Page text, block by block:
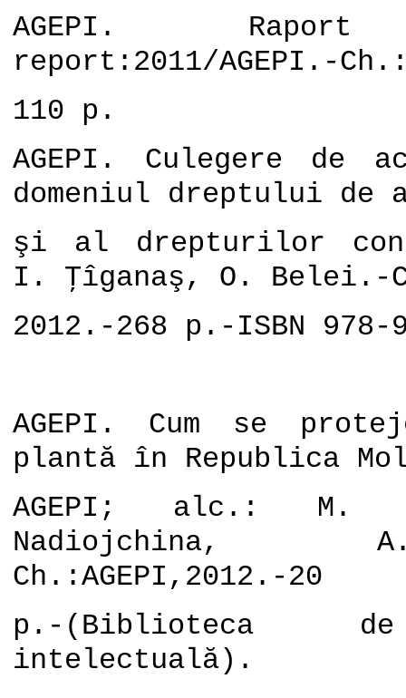
AGEPI. Raport
report:2011/AGEPI.-
110 p.
AGEPI. Culegere de
domeniul dreptului de
şi al drepturilor
I. Ţîganaş, O. Belei.-
2012.-268 p.-ISBN 978-
AGEPI. Cum se
plantă în Republica
AGEPI; alc.: M.
Nadiojchina,
Ch.:AGEPI,2012.-20
p.-(Biblioteca
intelectuală).